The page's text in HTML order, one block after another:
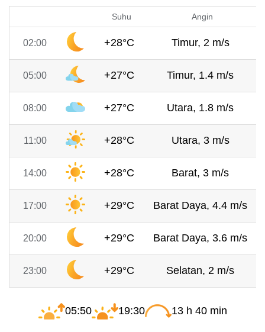
Suhu Angin
02:00 +28°C Timur, 2 m/s
05:00 +27°C Timur, 1.4 m/s
08:00 +27°C Utara, 1.8 m/s
11:00 +28°C Utara, 3 m/s
14:00 +28°C Barat, 3 m/s
17:00 +29°C Barat Daya, 4.4 m/s
20:00 +29°C Barat Daya, 3.6 m/s
23:00 +29°C Selatan, 2 m/s
05:50 19:30 13 h 40 min